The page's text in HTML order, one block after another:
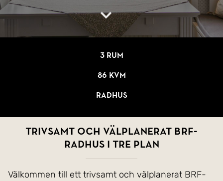
3 rum
86 kvm
Radhus
Trivsamt och välplanerat BRF-
radhus i tre plan
Välkommen till ett trivsamt och välplanerat BRF-